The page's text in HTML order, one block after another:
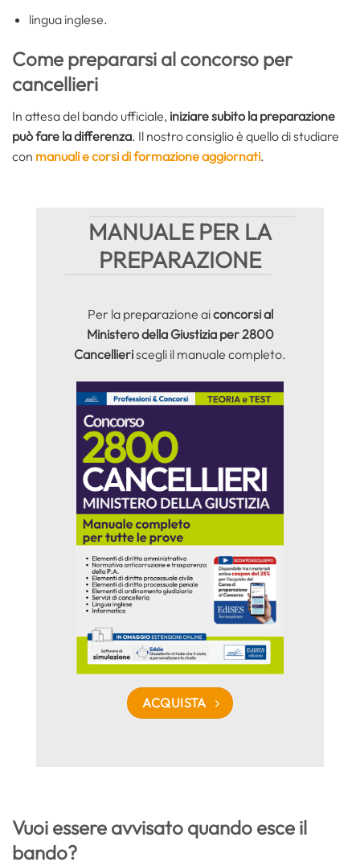
lingua inglese.
Come prepararsi al concorso per
cancellieri
In attesa del bando ufficiale, iniziare subito la preparazione
può fare la differenza. Il nostro consiglio è quello di studiare
con manuali e corsi di formazione aggiornati.
MANUALE PER LA
PREPARAZIONE
Per la preparazione aiconcorsi al
Ministero della Giustizia per 2800
Cancellieriscegli il manuale completo.
ACQUISTA
Vuoi essere avvisato quando esce il
bando?